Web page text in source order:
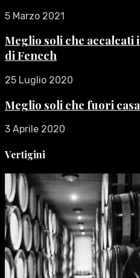
5 Marzo 2021
Meglio soli che accalcati
di Fenech
25 Luglio 2020
Meglio soli che fuori casa:
3 Aprile 2020
Vertigini